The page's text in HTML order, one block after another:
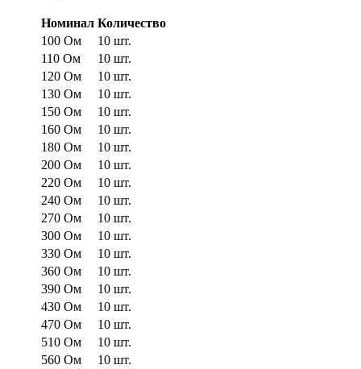
Номинал Количество
100 Ом
10 шт.
110 Ом
10 шт.
120 Ом
10 шт.
130 Ом
10 шт.
150 Ом
10 шт.
160 Ом
10 шт.
180 Ом
10 шт.
200 Ом
10 шт.
220 Ом
10 шт.
240 Ом
10 шт.
270 Ом
10 шт.
300 Ом
10 шт.
330 Ом
10 шт.
360 Ом
10 шт.
390 Ом
10 шт.
430 Ом
10 шт.
470 Ом
10 шт.
510 Ом
10 шт.
560 Ом
10 шт.